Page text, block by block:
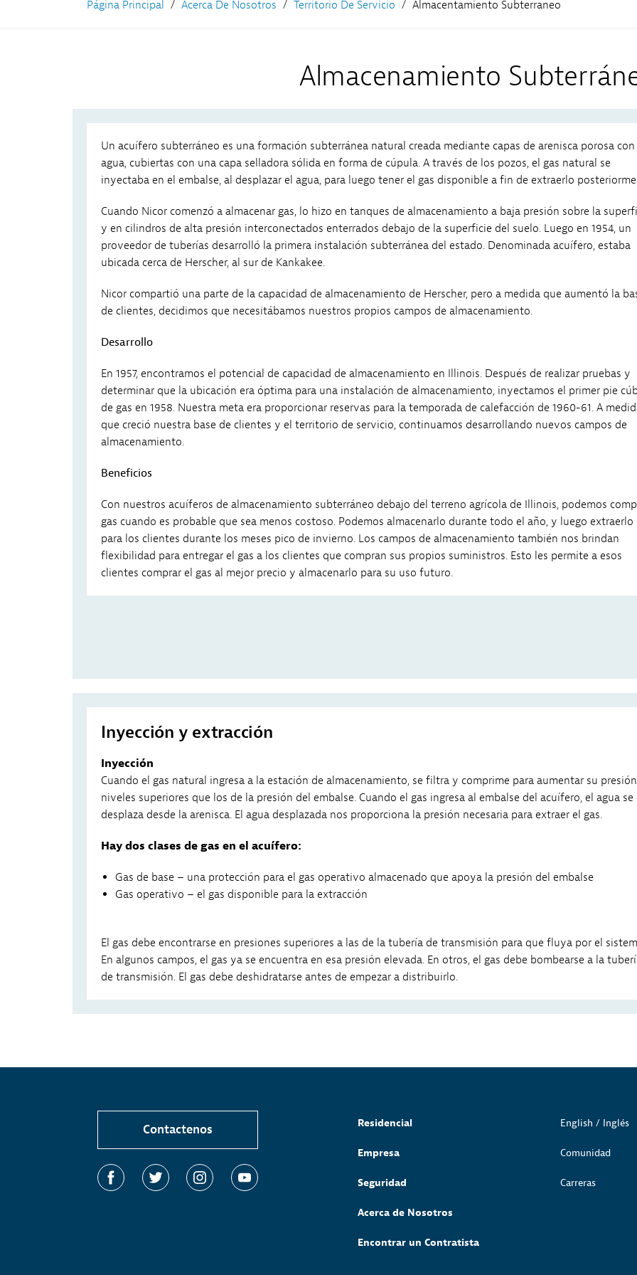
Página Principal Acerca De Nosotros Territorio De Servicio Almacentamiento Subterraneo
Almacenamiento
Un acuífero subterráneo es una formación subterránea natural creada mediante capas de arenisca porosa con
agua, cubiertas con una capa selladora sólida en forma de cúpula. A través de los pozos, el gas natural se
inyectaba en el embalse, al desplazar el agua, para luego tener el gas disponible a fin de extraerlo
Cuando Nicor comenzó a almacenar gas, lo hizo en tanques de almacenamiento a baja presión sobre la
y en cilindros de alta presión interconectados enterrados debajo de la superficie del suelo. Luego en 1954, un
proveedor de tuberías desarrolló la primera instalación subterránea del estado. Denominada acuífero, estaba
ubicada cerca de Herscher, al sur de Kankakee.
Nicor compartió una parte de la capacidad de almacenamiento de Herscher, pero a medida que aumentó la
de clientes, decidimos que necesitábamos nuestros propios campos de almacenamiento.
Desarrollo
En 1957, encontramos el potencial de capacidad de almacenamiento en Illinois. Después de realizar pruebas y
determinar que la ubicación era óptima para una instalación de almacenamiento, inyectamos el primer pie
de gas en 1958. Nuestra meta era proporcionar reservas para la temporada de calefacción de 1960-61. A
que creció nuestra base de clientes y el territorio de servicio, continuamos desarrollando nuevos campos de
almacenamiento.
Beneficios
Con nuestros acuíferos de almacenamiento subterráneo debajo del terreno agrícola de Illinois, podemos
gas cuando es probable que sea menos costoso. Podemos almacenarlo durante todo el año, y luego extraerlo
para los clientes durante los meses pico de invierno. Los campos de almacenamiento también nos brindan
flexibilidad para entregar el gas a los clientes que compran sus propios suministros. Esto les permite a esos
clientes comprar el gas al mejor precio y almacenarlo para su uso futuro.
Inyección y extracción
Inyección
Cuando el gas natural ingresa a la estación de almacenamiento, se filtra y comprime para aumentar su
niveles superiores que los de la presión del embalse. Cuando el gas ingresa al embalse del acuífero, el agua se
desplaza desde la arenisca. El agua desplazada nos proporciona la presión necesaria para extraer el gas.
Hay dos clases de gas en el acuífero:
Gas de base – una protección para el gas operativo almacenado que apoya la presión del embalse
Gas operativo – el gas disponible para la extracción
El gas debe encontrarse en presiones superiores a las de la tubería de transmisión para que fluya por el
En algunos campos, el gas ya se encuentra en esa presión elevada. En otros, el gas debe bombearse a la
de transmisión. El gas debe deshidratarse antes de empezar a distribuirlo.
Contactenos Residencial
Empresa
Seguridad
Acerca de Nosotros
Encontrar un Contratista
English / Inglés
Comunidad
Carreras